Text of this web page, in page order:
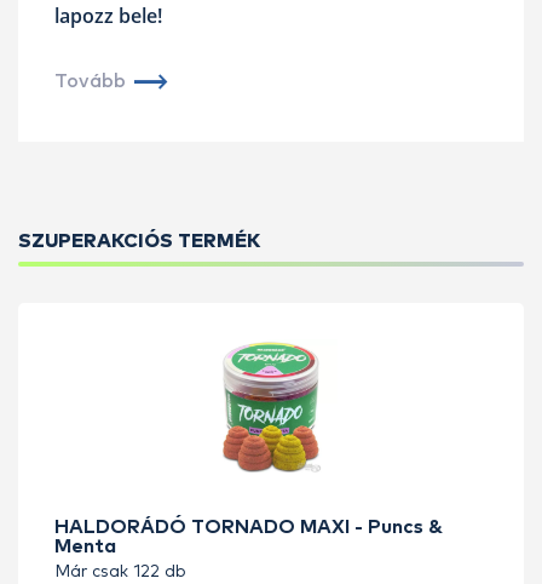
lapozz bele!
Tovább
SZUPERAKCIÓS TERMÉK
HALDORÁDÓ TORNADO MAXI - Puncs &
Menta
Már csak 122 db